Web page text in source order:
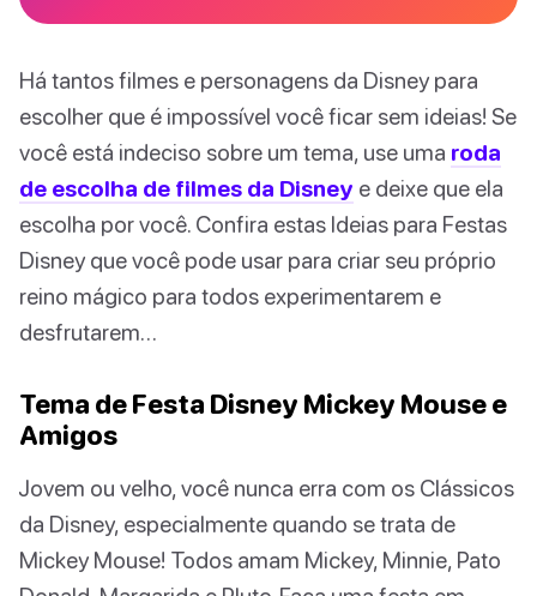
Há tantos filmes e personagens da Disney para
escolher que é impossível você ficar sem ideias! Se
você está indeciso sobre um tema, use uma roda
de escolha de filmes da Disney e deixe que ela
escolha por você. Confira estas Ideias para Festas
Disney que você pode usar para criar seu próprio
reino mágico para todos experimentarem e
desfrutarem…
Tema de Festa Disney Mickey Mouse e
Amigos
Jovem ou velho, você nunca erra com os Clássicos
da Disney, especialmente quando se trata de
Mickey Mouse! Todos amam Mickey, Minnie, Pato